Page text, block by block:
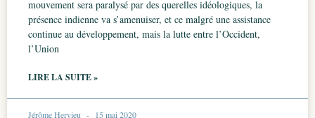
mouvement sera paralysé par des querelles idéologiques, la
présence indienne va s’amenuiser, et ce malgré une assistance
continue au développement, mais la lutte entre l’Occident,
l’Union
LIRE LA SUITE »
Jérôme Hervieu 15 mai 2020